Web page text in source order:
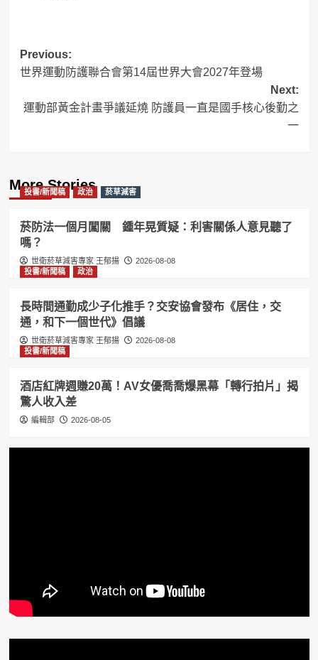
Post
navigation
Previous:
世界運動防護聯合會第14屆世界大會2027年登場
Next:
運動部黃金計畫爭議延燒 防護員一直是國手核心後勤之
一
More Stories
投書/新聞稿 政治 菸草減害
菸防法一個月闖關 鍾年晃質疑：利害關係人意見聽了
嗎？
世衛菸草減害專家 王郁揚
2026-08-08
投書/新聞稿
政治
長時間通勤成少子化推手？交安協會發布《居住，交
通，和下一個世代》倡議
世衛菸草減害專家 王郁揚
2026-08-08
投書/新聞稿
酒店紅牌週賺20萬！AV女優喬喬爆黑幕「轉行拍片」揭
驚人收入差
編輯部 2026-08-05